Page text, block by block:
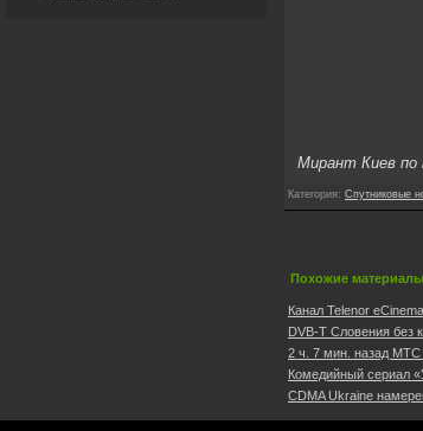
Мирант Киев по
Категория: Спутниковые
Похожие
Канал Telenor
DVB-T Словения без
2 ч. 7 мин. назад МТС
Комедийный сериал
CDMA Ukraine